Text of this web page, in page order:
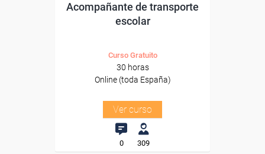
Acompañante de transporte
escolar
Curso Gratuito
30 horas
Online (toda España)
Ver curso
0 309